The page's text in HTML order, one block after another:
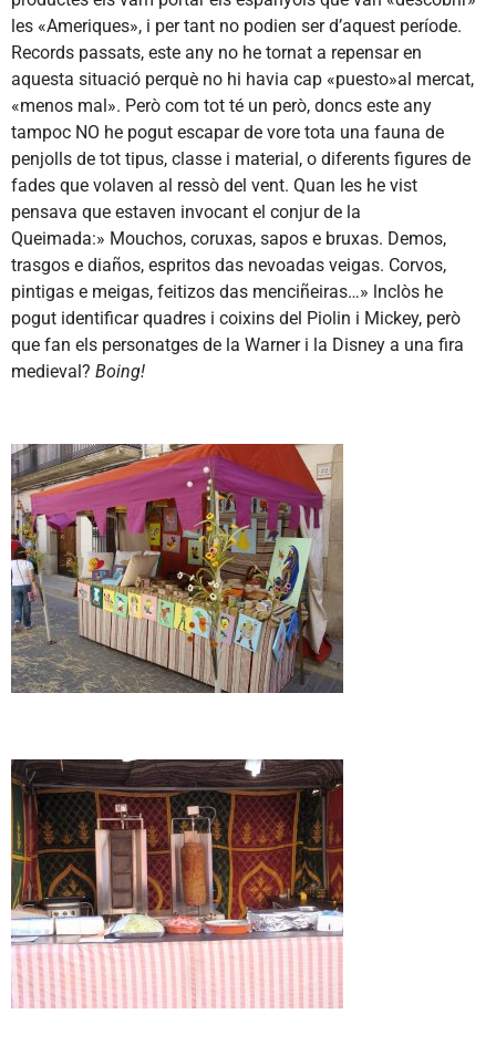
les «Ameriques», i per tant no podien ser d’aquest període.
Records passats, este any no he tornat a repensar en
aquesta situació perquè no hi havia cap «puesto»al mercat,
«menos mal». Però com tot té un però, doncs este any
tampoc NO he pogut escapar de vore tota una fauna de
penjolls de tot tipus, classe i material, o diferents figures de
fades que volaven al ressò del vent. Quan les he vist
pensava que estaven invocant el conjur de la
Queimada:» Mouchos, coruxas, sapos e bruxas. Demos,
trasgos e diaños, espritos das nevoadas veigas. Corvos,
pintigas e meigas, feitizos das menciñeiras…» lnclòs he
pogut identificar quadres i coixins del Piolin i Mickey, però
que fan els personatges de la Warner i la Disney a una fira
medieval? Boing!